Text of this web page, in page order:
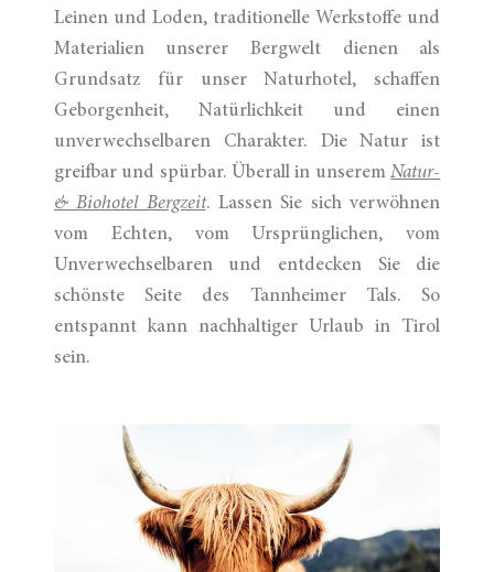
Leinen und Loden, traditionelle Werkstoffe und
Materialien unserer Bergwelt dienen als
Grundsatz für unser Naturhotel, schaffen
Geborgenheit, Natürlichkeit und einen
unverwechselbaren Charakter. Die Natur ist
greifbar und spürbar. Überall in unseremNatur-
& Biohotel Bergzeit. Lassen Sie sich verwöhnen
vom Echten, vom Ursprünglichen, vom
Unverwechselbaren und entdecken Sie die
schönste Seite des Tannheimer Tals. So
entspannt kann nachhaltiger Urlaub in Tirol
sein.